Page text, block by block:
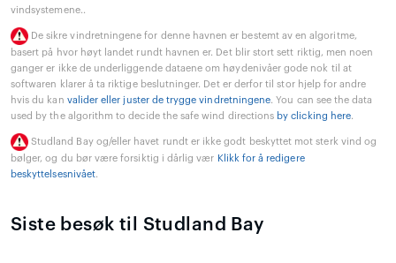
vindsystemene..
De sikre vindretningene for denne havnen er bestemt av en algoritme,
basert på hvor høyt landet rundt havnen er. Det blir stort sett riktig, men noen
ganger er ikke de underliggende dataene om høydenivåer gode nok til at
softwaren klarer å ta riktige beslutninger. Det er derfor til stor hjelp for andre
hvis du kan valider eller juster de trygge vindretningene. You can see the data
used by the algorithm to decide the safe wind directions by clicking here.
Studland Bay og/eller havet rundt er ikke godt beskyttet mot sterk vind og
bølger, og du bør være forsiktig i dårlig vær Klikk for å redigere
beskyttelsesnivået.
Siste besøk til Studland Bay